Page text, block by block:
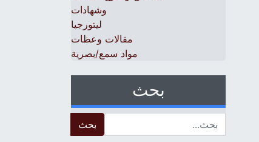
وشهادات
ليتورجيا
مقالات وعظات
مواد سمع/بصرية
بحث